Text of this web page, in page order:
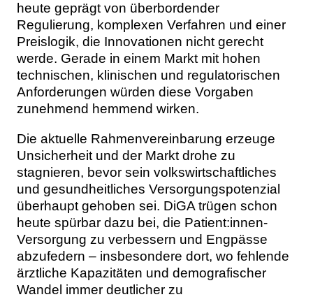
heute geprägt von überbordender
Regulierung, komplexen Verfahren und einer
Preislogik, die Innovationen nicht gerecht
werde. Gerade in einem Markt mit hohen
technischen, klinischen und regulatorischen
Anforderungen würden diese Vorgaben
zunehmend hemmend wirken.
Die aktuelle Rahmenvereinbarung erzeuge
Unsicherheit und der Markt drohe zu
stagnieren, bevor sein volkswirtschaftliches
und gesundheitliches Versorgungspotenzial
überhaupt gehoben sei. DiGA trügen schon
heute spürbar dazu bei, die Patient:innen-
Versorgung zu verbessern und Engpässe
abzufedern – insbesondere dort, wo fehlende
ärztliche Kapazitäten und demografischer
Wandel immer deutlicher zu